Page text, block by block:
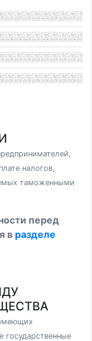
налогов,
таможенными
перед
в разделе
государственные